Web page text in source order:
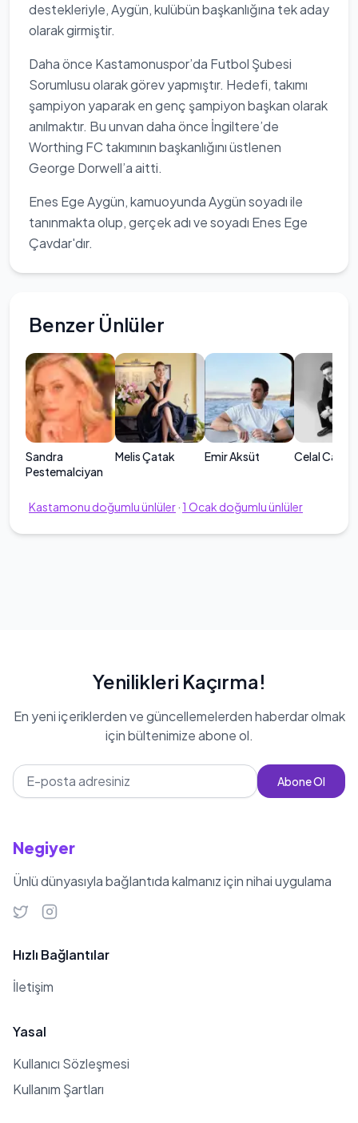
destekleriyle, Aygün, kulübün başkanlığına tek aday
olarak girmiştir.
Daha önce Kastamonuspor’da Futbol Şubesi
Sorumlusu olarak görev yapmıştır. Hedefi, takımı
şampiyon yaparak en genç şampiyon başkan olarak
anılmaktır. Bu unvan daha önce İngiltere’de
Worthing FC takımının başkanlığını üstlenen
George Dorwell’a aitti.
Enes Ege Aygün, kamuoyunda Aygün soyadı ile
tanınmakta olup, gerçek adı ve soyadı Enes Ege
Çavdar'dır.
Benzer Ünlüler
Sandra
Pestemalciyan
Melis Çatak Emir Aksüt Celal Can
Kastamonu doğumlu ünlüler· 1 Ocak doğumlu ünlüler
Yenilikleri Kaçırma!
En yeni içeriklerden ve güncellemelerden haberdar olmak
için bültenimize abone ol.
Abone Ol
Negiyer
Ünlü dünyasıyla bağlantıda kalmanız için nihai uygulama
Hızlı Bağlantılar
İletişim
Yasal
Kullanıcı Sözleşmesi
Kullanım Şartları